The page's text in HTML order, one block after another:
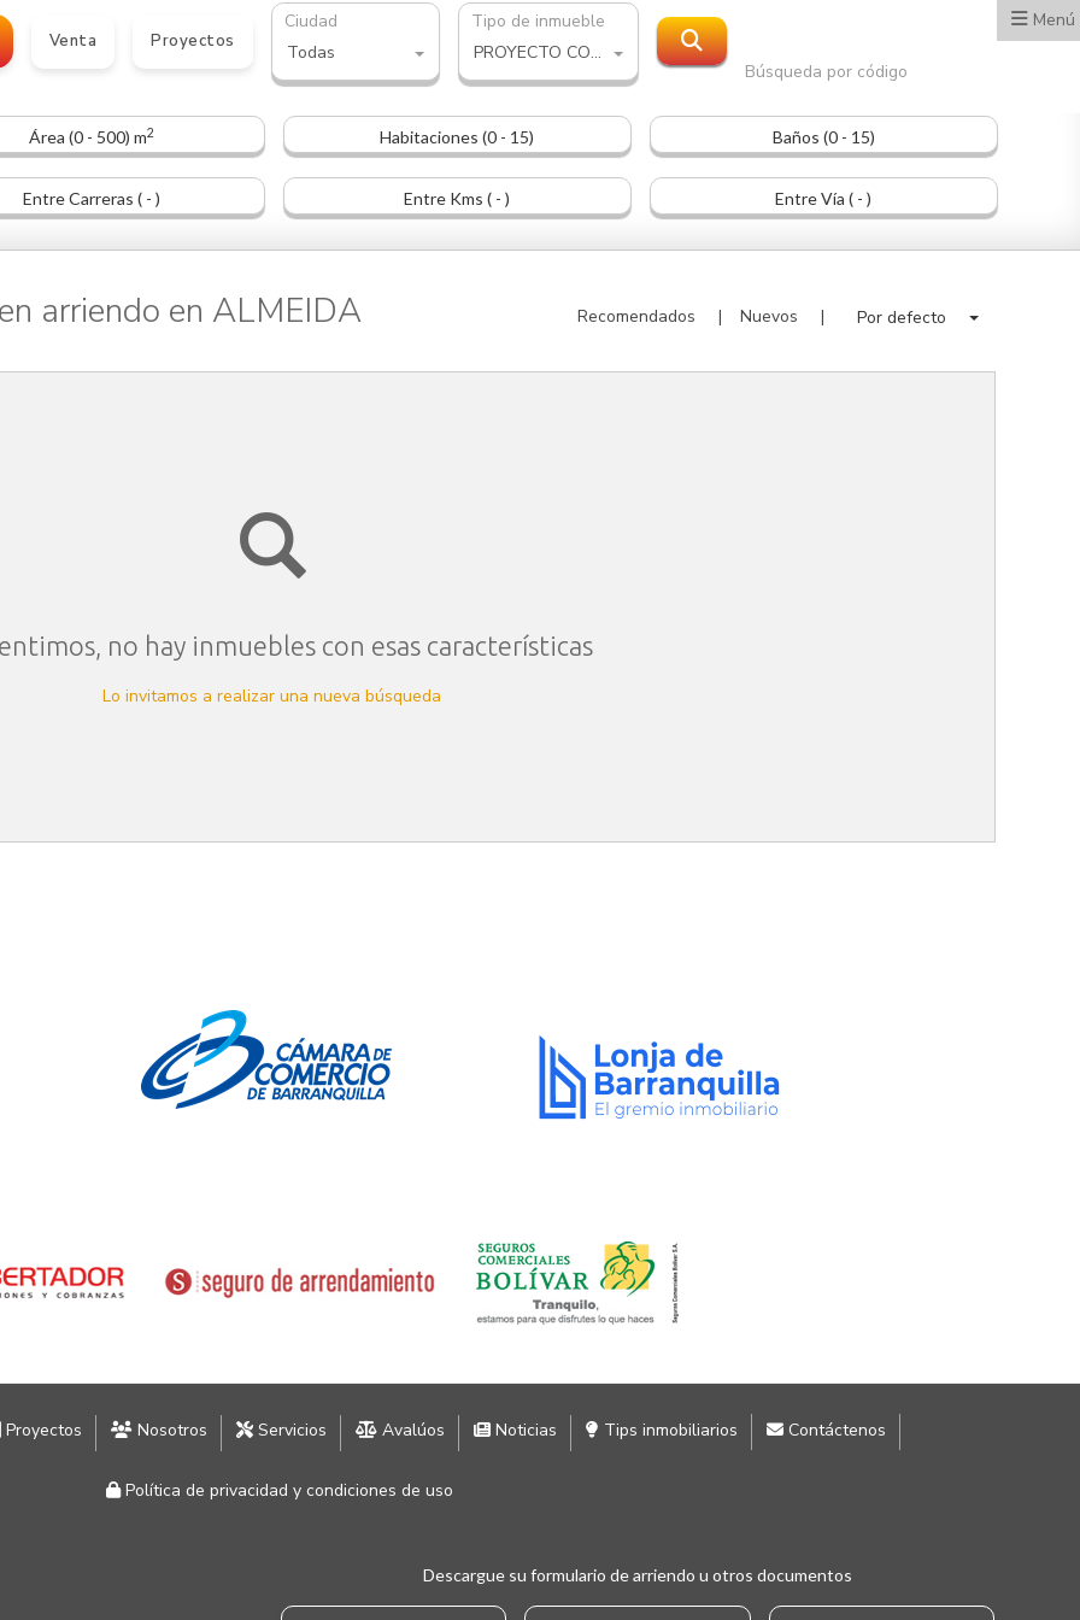
Menú
Venta Proyectos
Ciudad
Todas
Tipo de inmueble
PROYECTO COMERCIAL
Búsqueda por código
Área (0 - 500) m2 Habitaciones (0 - 15) Baños (0 - 15)
Entre Carreras ( - ) Entre Kms ( - ) Entre Vía ( - )
arriendo en ALMEIDA Recomendados Nuevos Por defecto
no hay inmuebles con esas características
Lo invitamos a realizar una nueva búsqueda
Proyectos Nosotros Servicios Avalúos Noticias Tips inmobiliarios Contáctenos
Política de privacidad y condiciones de uso
Descargue su formulario de arriendo u otros documentos